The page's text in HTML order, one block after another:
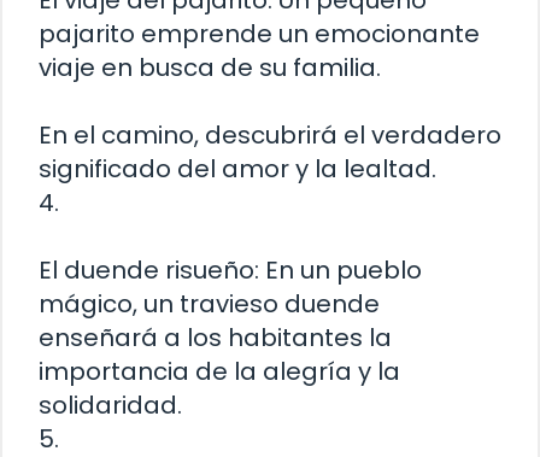
pajarito emprende un emocionante
viaje en busca de su familia.
En el camino, descubrirá el verdadero
significado del amor y la lealtad.
4.
El duende risueño: En un pueblo
mágico, un travieso duende
enseñará a los habitantes la
importancia de la alegría y la
solidaridad.
5.